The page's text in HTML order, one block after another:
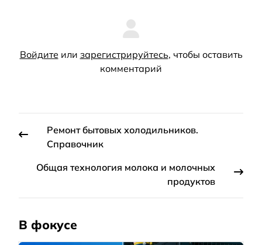
Войдите или зарегистрируйтесь, чтобы оставить
комментарий
Ремонт бытовых холодильников.
Справочник
Общая технология молока и молочных
продуктов
В фокусе